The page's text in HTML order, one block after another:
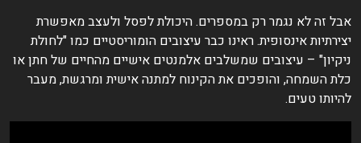
אבל זה לא נגמר רק במספרים. היכולת לפסל ולעצב מאפשרת
יצירתיות אינסופית. ראינו כבר עיצובים הומוריסטיים כמו "לחולת
ניקיון" – עיצובים שמשלבים אלמנטים אישיים מהחיים של חתן או
כלת השמחה, והופכים את הקינוח למתנה אישית ומרגשת, מעבר
להיותו טעים.